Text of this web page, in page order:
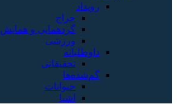
رویداد
حراج
گردهمایی و همایش
ورزشی
داوطلبانه
تحقیقاتی
گم‌شده‌ها
حیوانات
اشیا